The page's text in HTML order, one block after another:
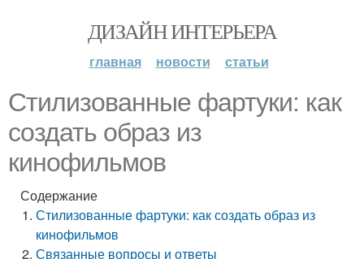
ДИЗАЙН ИНТЕРЬЕРА
главная новости статьи
Стилизованные фартуки: как
создать образ из
кинофильмов
Содержание
Стилизованные фартуки: как создать образ из
кинофильмов
Связанные вопросы и ответы